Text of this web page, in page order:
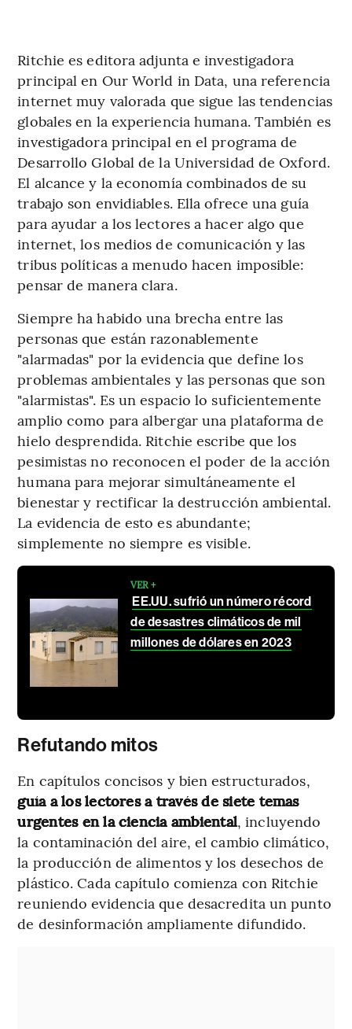
Ritchie es editora adjunta e investigadora
principal en Our World in Data, una referencia
internet muy valorada que sigue las tendencias
globales en la experiencia humana. También es
investigadora principal en el programa de
Desarrollo Global de la Universidad de Oxford.
El alcance y la economía combinados de su
trabajo son envidiables. Ella ofrece una guía
para ayudar a los lectores a hacer algo que
internet, los medios de comunicación y las
tribus políticas a menudo hacen imposible:
pensar de manera clara.
Siempre ha habido una brecha entre las
personas que están razonablemente
"alarmadas" por la evidencia que define los
problemas ambientales y las personas que son
"alarmistas". Es un espacio lo suficientemente
amplio como para albergar una plataforma de
hielo desprendida. Ritchie escribe que los
pesimistas no reconocen el poder de la acción
humana para mejorar simultáneamente el
bienestar y rectificar la destrucción ambiental.
La evidencia de esto es abundante;
simplemente no siempre es visible.
VER +
EE.UU. sufrió un número récord
de desastres climáticos de mil
millones de dólares en 2023
Refutando mitos
En capítulos concisos y bien estructurados,
guía a los lectores a través de siete temas
urgentes en la ciencia ambiental, incluyendo
la contaminación del aire, el cambio climático,
la producción de alimentos y los desechos de
plástico. Cada capítulo comienza con Ritchie
reuniendo evidencia que desacredita un punto
de desinformación ampliamente difundido.